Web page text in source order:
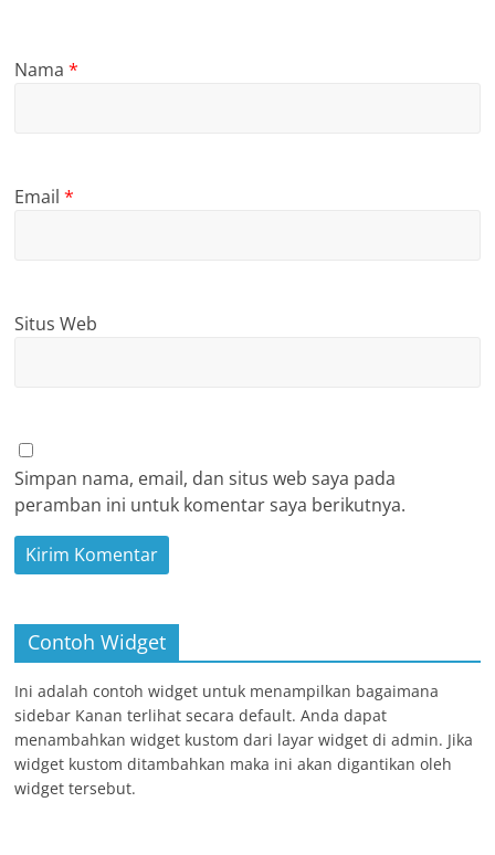
Nama*
Email*
Situs Web
Simpan nama, email, dan situs web saya pada
peramban ini untuk komentar saya berikutnya.
Contoh Widget
Ini adalah contoh widget untuk menampilkan bagaimana
sidebar Kanan terlihat secara default. Anda dapat
menambahkan widget kustom dari layar widget di admin. Jika
widget kustom ditambahkan maka ini akan digantikan oleh
widget tersebut.